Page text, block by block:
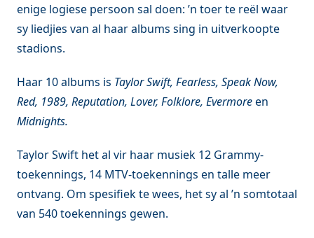
enige logiese persoon sal doen: ’n toer te reël waar
sy liedjies van al haar albums sing in uitverkoopte
stadions.
Haar 10 albums is Taylor Swift, Fearless, Speak Now,
Red, 1989, Reputation, Lover, Folklore, Evermoreen
Midnights.
Taylor Swift het al vir haar musiek 12 Grammy-
toekennings, 14 MTV-toekennings en talle meer
ontvang. Om spesifiek te wees, het sy al ’n somtotaal
van 540 toekennings gewen.